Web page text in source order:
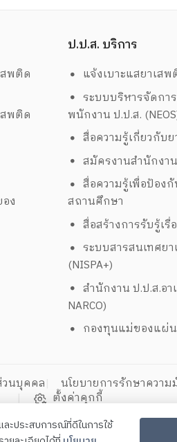
พติด
พติด
ง
ป.ป.ส. บริการ
แจ้งเบาะแสยาเสพ
ระบบบริหารจัดกา
พนักงาน ป.ป.ส.
สื่อความรู้เกี่ยวกับ
สมัครงานสำนักงา
สื่อความรู้เพื่อป้อง
สถานศึกษา
สื่อสร้างการรับรู้เ
ระบบสารสนเทศย
(NISPA+)
สำนักงาน ป.ป.ส.อา
NARCO)
กองทุนแม่ของแผ่
นบุคคล นโยบายการรักษาควา
ตั้งค่าคุกกี้
ะประสบการณ์ที่ดีในการใช้